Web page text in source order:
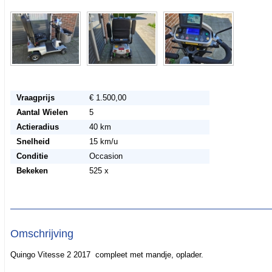
Vraagprijs
€ 1.500,00
Aantal Wielen
5
Actieradius
40 km
Snelheid
15 km/u
Conditie
Occasion
Bekeken
525 x
Omschrijving
Quingo Vitesse 2 2017 compleet met mandje, oplader.